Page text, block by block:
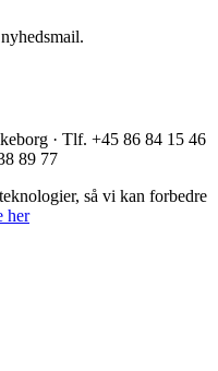
· Tlf. +45 86 84 15 46
89 77
så vi kan forbedre
her